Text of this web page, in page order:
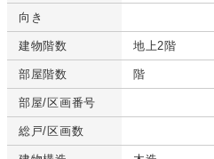
向き
建物階数 地上2階
部屋階数 階
部屋/区画番号
総戸/区画数